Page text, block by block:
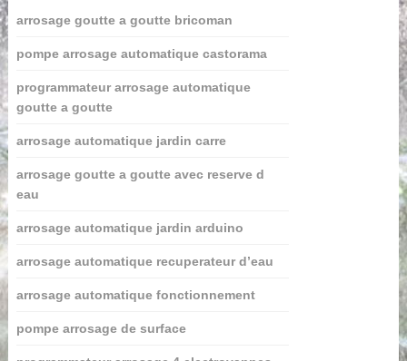
arrosage goutte a goutte bricoman
pompe arrosage automatique castorama
programmateur arrosage automatique
goutte a goutte
arrosage automatique jardin carre
arrosage goutte a goutte avec reserve d
eau
arrosage automatique jardin arduino
arrosage automatique recuperateur d’eau
arrosage automatique fonctionnement
pompe arrosage de surface